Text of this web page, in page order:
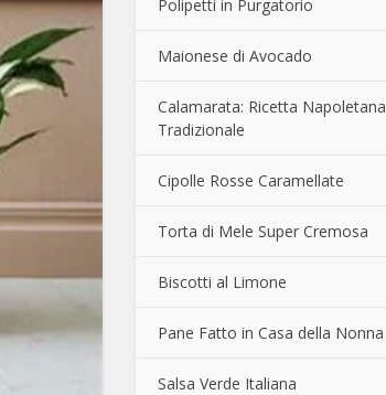
Polipetti in Purgatorio
Maionese di Avocado
Calamarata: Ricetta Napoletana
Tradizionale
Cipolle Rosse Caramellate
Torta di Mele Super Cremosa
Biscotti al Limone
Pane Fatto in Casa della Nonna
Salsa Verde Italiana